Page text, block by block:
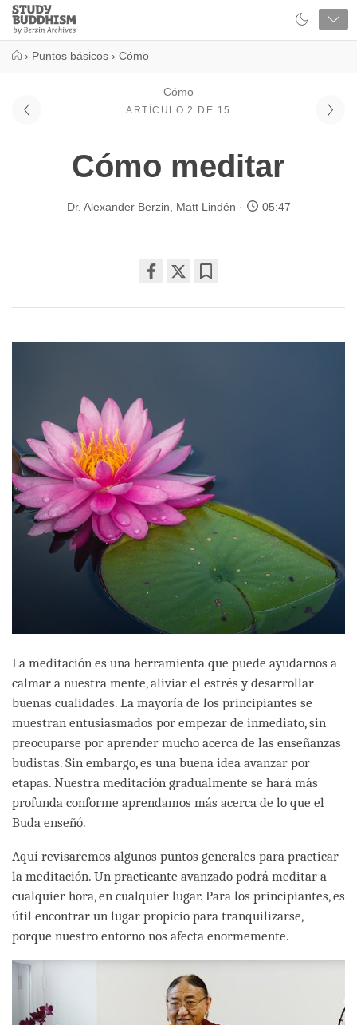
Close
Study
Buddhism
› Puntos básicos › Cómo
Cómo
ARTÍCULO 2 DE 15
Cómo meditar
Dr. Alexander Berzin Matt Lindén 05:47
on
La meditación es una herramienta que puede ayudarnos a
calmar a nuestra mente, aliviar el estrés y desarrollar
buenas cualidades. La mayoría de los principiantes se
muestran entusiasmados por empezar de inmediato, sin
preocuparse por aprender mucho acerca de las enseñanzas
budistas. Sin embargo, es una buena idea avanzar por
etapas. Nuestra meditación gradualmente se hará más
profunda conforme aprendamos más acerca de lo que el
Buda enseñó.
Aquí revisaremos algunos puntos generales para practicar
la meditación. Un practicante avanzado podrá meditar a
cualquier hora, en cualquier lugar. Para los principiantes, es
útil encontrar un lugar propicio para tranquilizarse,
porque nuestro entorno nos afecta enormemente.